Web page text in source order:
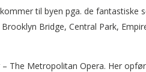
til byen pga. de fantastiske
Bridge, Central Park,
The Metropolitan Opera. Her